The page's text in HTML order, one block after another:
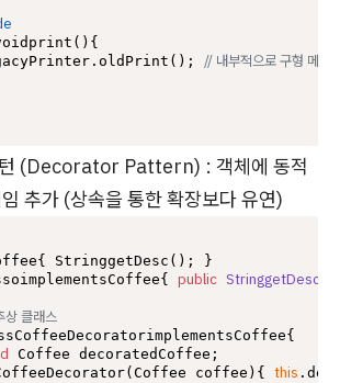
// 내부적으로 구형 메서
턴 (Decorator Pattern) : 객체에 동적
추가 (상속을 통한 확장보다 유연)
StringgetDesc(); }
public StringgetDesc
상 클래스
Coffee decoratedCoffee;
coffee){
this